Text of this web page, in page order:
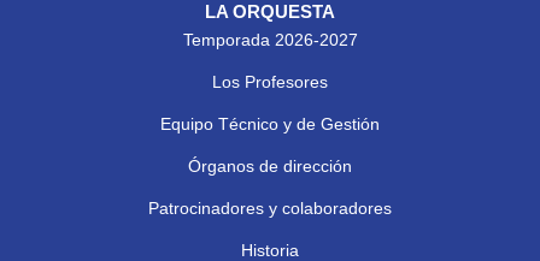
LA ORQUESTA
Temporada 2026-2027
Los Profesores
Equipo Técnico y de Gestión
Órganos de dirección
Patrocinadores y colaboradores
Historia